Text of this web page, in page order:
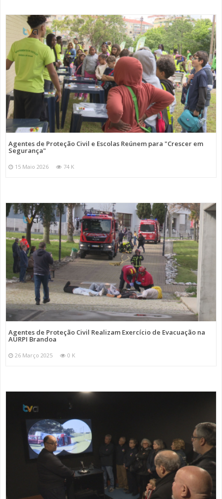
Agentes de Proteção Civil e Escolas Reúnem para "Crescer em
Segurança"
15 Maio 2026 74 K
Agentes de Proteção Civil Realizam Exercício de Evacuação na
AURPI Brandoa
26 Março 2025 0 K